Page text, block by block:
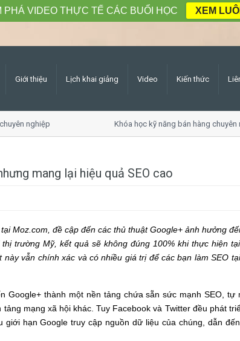
Giới thiệu Lịch khai giảng Video Kiến thức
nghiệp Khóa học kỹ năng bán hàng chuyên
mang lại hiệu quả SEO cao
Moz.com, đề cập đến các thủ thuật Google+ ảnh hưởng
trường Mỹ, kết quả sẽ không đúng 100% khi thực hiện
vẫn chính xác và có nhiều giá trị để các bạn làm SEO
Google+ thành một nền tảng chứa sẵn sức mạnh SEO, tự
mạng xã hội khác. Tuy Facebook và Twitter đều phát
hạn Google truy cập nguồn dữ liệu của chúng, dẫn
PHÁ VIDEO THỰC TẾ CÁC BUỔI HỌC XEM